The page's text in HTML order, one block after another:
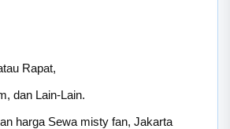
Rapat,
dan Lain-Lain.
harga Sewa misty fan, Jakarta